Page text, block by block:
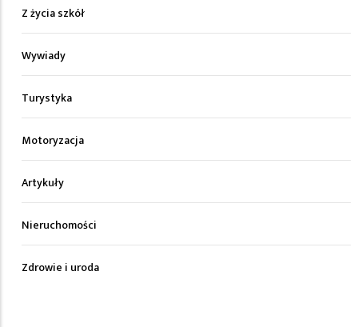
Z życia szkół
Wywiady
Turystyka
Motoryzacja
Artykuły
Nieruchomości
Zdrowie i uroda